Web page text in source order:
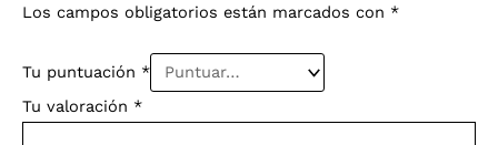
Los campos obligatorios están marcados con *
Tu puntuación *
Tu valoración *